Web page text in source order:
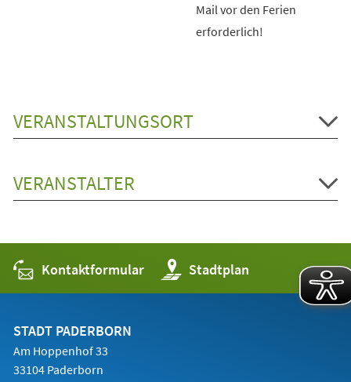
Mail vor den Ferien
erforderlich!
VERANSTALTUNGSORT
VERANSTALTER
Kontaktformular Stadtplan
(Öffnet
in
einem
STADT PADERBORN
Am Hoppenhof 33
33104 Paderborn